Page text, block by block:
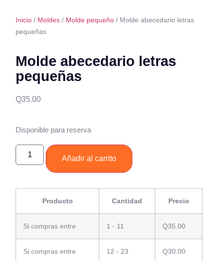
Inicio / Moldes / Molde pequeño / Molde abecedario letras
pequeñas
Molde abecedario letras
pequeñas
Q35.00
Disponible para reserva
Añadir al carrito
Producto Cantidad Precio
Si compras entre 1 - 11 Q35.00
Si compras entre 12 - 23 Q30.00